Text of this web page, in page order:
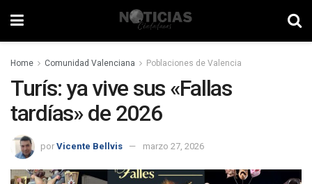
Home Comunidad Valenciana Poblaciones de Valencia
Turís: ya vive sus «Fallas
tardías» de 2026
por Vicente Bellvis marzo 27, 2026